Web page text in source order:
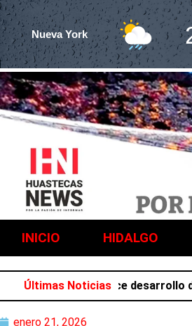
Nueva York
INICIO HIDALGO
Últimas Noticias
Salazar favorece desarrollo de
enero 21, 2026